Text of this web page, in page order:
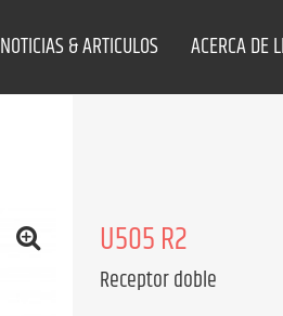
NOTICIAS & ARTICULOS ACERCA DE
U505 R2
Receptor doble